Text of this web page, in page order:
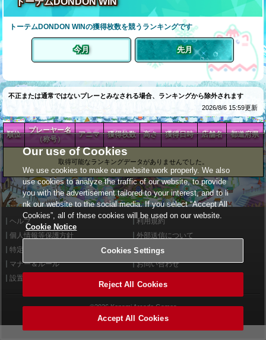
トーテムDONDON WINの獲得枚数を競うランキングです
今月 先月
不正または通常ではないプレーとみなされる場合、ランキングから除外されます
2026/8/6 15:59更新
順位
プレーヤー名
（称号）
アニマ 獲得枚数 高さ 獲得日時 店舗名 都道府県
取得可能なランキングデータがありませんでした。
ヘルプ
利用規約
個人情報等保護方針
外部送信について
特定商取引法に基づく表示
サイトポリシー
マナー＆ルール
お問い合わせ
設置店舗検索
©2026 Konami Arcade Games
Our use of Cookies
We use cookies to make our website work properly. We also
use cookies to analyze the traffic of our website, to provide
you with the advertisement tailored to your interest, and to li
nk our website to the social media. If you select “Accept All
Cookies”, all of these cookies will be used on our website.
Cookie Notice
Cookies Settings
Reject All Cookies
Accept All Cookies